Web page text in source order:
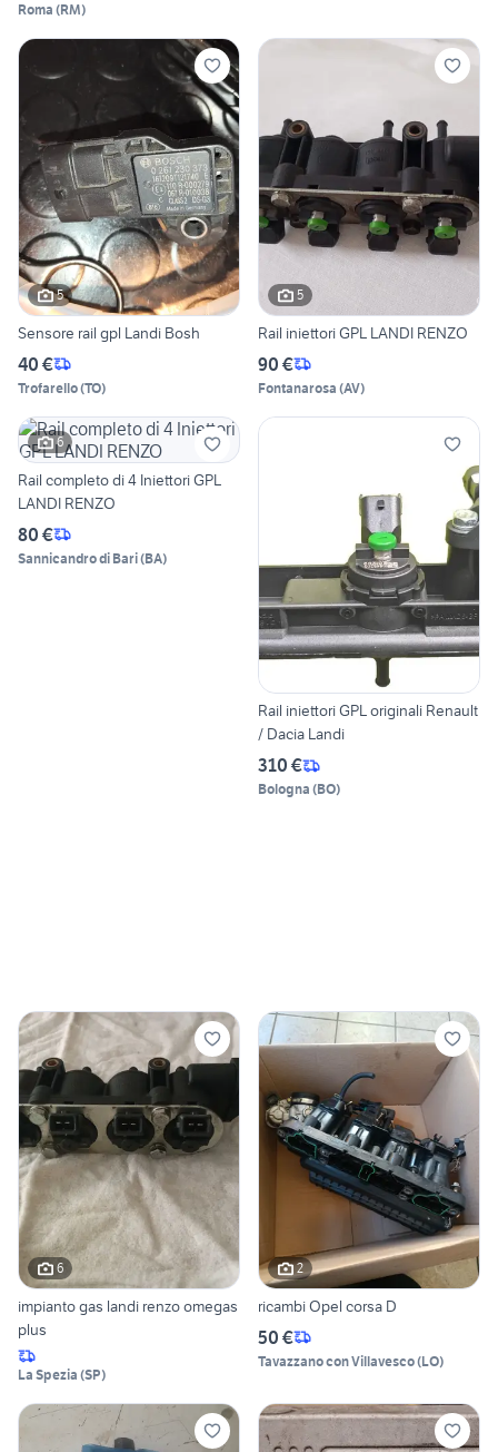
Roma (RM)
5
Sensore rail gpl Landi Bosh
40 €
Trofarello(TO)
5
Rail iniettori GPL LANDI RENZO
90 €
Fontanarosa (AV)
6
Rail completo di 4 Iniettori GPL
LANDI RENZO
80 €
Sannicandro di Bari(BA)
Rail iniettori GPL originali Renault
/ Dacia Landi
310 €
Bologna (BO)
6
impianto gas landi renzo omegas
plus
La Spezia (SP)
2
ricambi Opel corsa D
50 €
Tavazzano con Villavesco(LO)